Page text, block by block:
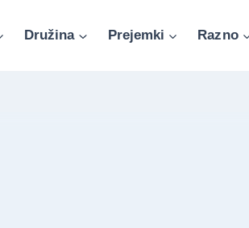
Družina Prejemki Razno